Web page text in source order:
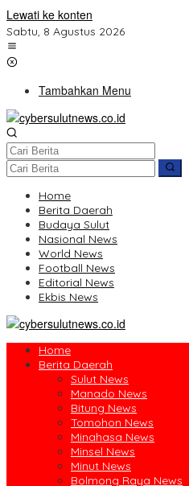
Lewati ke konten
Sabtu, 8 Agustus 2026
Tambahkan Menu
Home
Berita Daerah
Budaya Sulut
Nasional News
World News
Football News
Editorial News
Ekbis News
Home
Berita Daerah
Sulut News
Manado News
Bitung News
Tomohon News
Minahasa News
Minsel News
Minut News
Bolmong Raya News